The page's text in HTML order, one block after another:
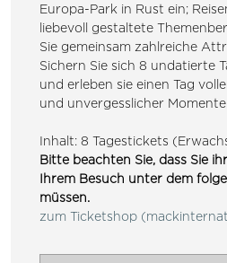
Europa-Park in Rust ein;
liebevoll gestaltete
Sie gemeinsam zahlreiche
Sichern Sie sich 8 undatierte
und erleben sie einen Tag
und unvergesslicher Momente.
Inhalt: 8 Tagestickets
Bitte beachten Sie, dass Sie
Ihrem Besuch unter dem
müssen.
zum Ticketshop